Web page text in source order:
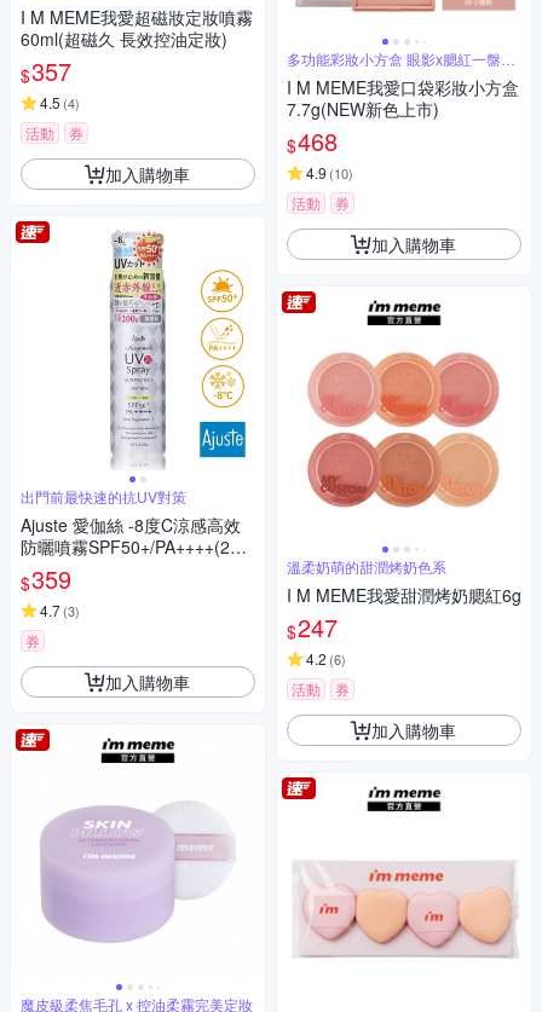
I M MEME我愛超磁妝定妝噴霧
60ml(超磁久 長效控油定妝)
$357
4.5 (4)
活動 券
加入購物車
出門前最快速的抗UV對策
Ajuste 愛伽絲 -8度C涼感高效
防曬噴霧SPF50+/PA++++(200
g)-無香氣
$359
4.7(3)
券
加入購物車
魔皮級柔焦毛孔 x 控油柔霧完美定妝
多功能彩妝小方盒 眼影x腮紅一盤搞
定
I M MEME我愛口袋彩妝小方盒
7.7g(NEW新色上市)
$468
4.9 (10)
活動 券
加入購物車
溫柔奶萌的甜潤烤奶色系
I M MEME我愛甜潤烤奶腮紅6g
$247
4.2 (6)
活動 券
加入購物車